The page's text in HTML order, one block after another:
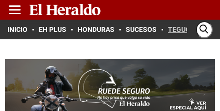
INICIO EH PLUS HONDURAS SUCESOS TEGUCIGALPA